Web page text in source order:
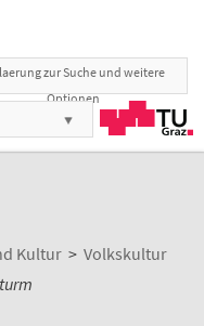
zur Suche und weitere
Optionen
Kultur > Volkskultur